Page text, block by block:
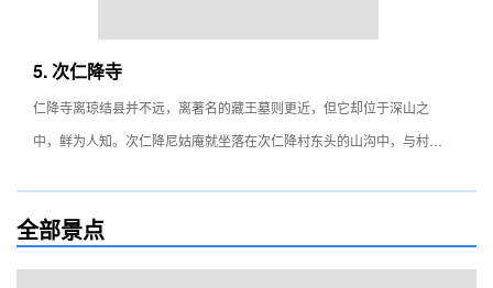
5. 次仁降寺
仁降寺离琼结县并不远，离著名的藏王墓则更近，但它却位于深山之
中，鲜为人知。次仁降尼姑庵就坐落在次仁降村东头的山沟中，与村寨
侄女，见到堪布的到来喜悦之情溢于言表。次仁降唯一的男性是竹庆寺
的阿古益洛。他是两个康巴“阿珠”的亲叔叔，在这里已经呆了两年多
全部景点